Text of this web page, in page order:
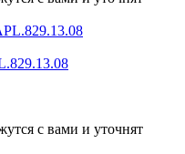
с вами и уточнят